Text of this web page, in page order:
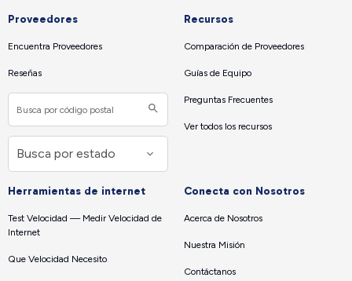
Proveedores
Encuentra Proveedores
Reseñas
Recursos
Comparación de Proveedores
Guías de Equipo
Preguntas Frecuentes
Ver todos los recursos
Herramientas de internet
Test Velocidad — Medir Velocidad de
Internet
Que Velocidad Necesito
Conecta con Nosotros
Acerca de Nosotros
Nuestra Misión
Contáctanos